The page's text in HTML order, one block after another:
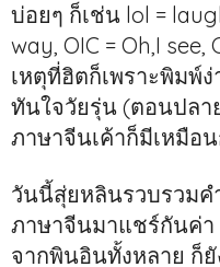
บ่อยๆ ก็เช่น lol =
way, OIC = Oh,I
เหตุที่ฮิตก็เพราะพิมพ์
ทันใจวัยรุ่น (ตอนปลา
ภาษาจีนเค้าก็มีเหมือ
วันนี้สุ่ยหลินรวบรวม
ภาษาจีนมาแชร์กันค่
จากพินอินทั้งหลาย ก็